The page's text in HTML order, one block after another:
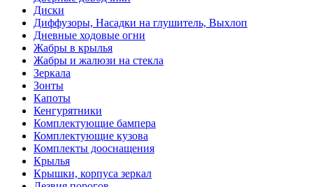
Диски
Диффузоры, Насадки на глушитель, Выхлоп
Дневные ходовые огни
Жабры в крылья
Жабры и жалюзи на стекла
Зеркала
Зонты
Капоты
Кенгурятники
Комплектующие бампера
Комплектующие кузова
Комплекты дооснащения
Крылья
Крышки, корпуса зеркал